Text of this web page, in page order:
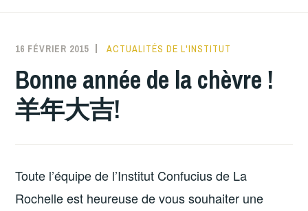
DE LA ROCHELLE
16 FÉVRIER 2015 INSTITUTCONFUCIUSLAROCHELLE
ACTUALITÉS DE L'INSTITUT
Bonne année de la chèvre !
羊年大吉!
Toute l’équipe de l’Institut Confucius de La
Rochelle est heureuse de vous souhaiter une